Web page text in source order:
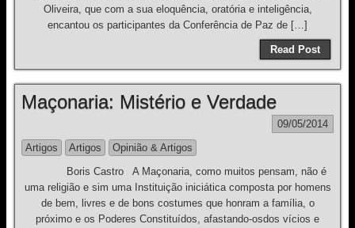
Oliveira, que com a sua eloquência, oratória e inteligência,
encantou os participantes da Conferência de Paz de […]
Read Post
Maçonaria: Mistério e Verdade
09/05/2014
Artigos
Artigos
Opinião & Artigos
Boris Castro A Maçonaria, como muitos pensam, não é
uma religião e sim uma Instituição iniciática composta por homens
de bem, livres e de bons costumes que honram a família, o
próximo e os Poderes Constituídos, afastando-osdos vícios e